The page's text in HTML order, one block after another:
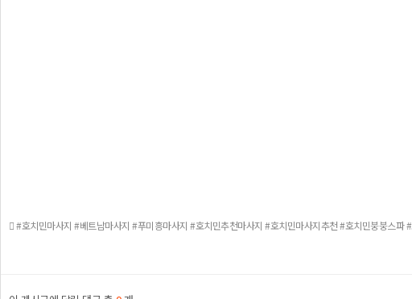
#호치민마사지 #베트남마사지 #푸미흥마사지 #호치민추천마사지 #호치민마사지추천 #호치민붕붕스파